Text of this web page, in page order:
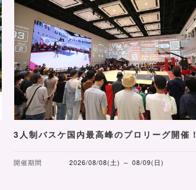
3人制バスケ国内最高峰のプロリーグ開催！
開催期間 2026/08/08(土) ～ 08/09(日)